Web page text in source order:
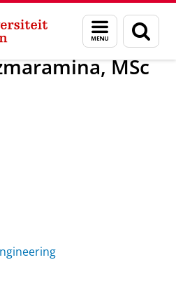
Menu
en
zoeken
Razmaramina, MSc
MSc